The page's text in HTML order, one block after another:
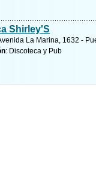
Shirley'S
La Marina, 1632 -
: Discoteca y Pub